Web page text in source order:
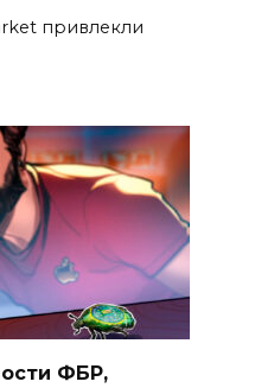
привлекли
ФБР,